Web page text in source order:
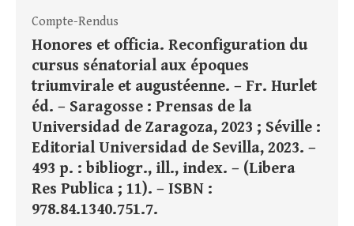
Compte-Rendus
Honores et officia. Reconfiguration du
cursus sénatorial aux époques
triumvirale et augustéenne. – Fr. Hurlet
éd. – Saragosse : Prensas de la
Universidad de Zaragoza, 2023 ; Séville :
Editorial Universidad de Sevilla, 2023. –
493 p. : bibliogr., ill., index. – (Libera
Res Publica ; 11). – ISBN :
978.84.1340.751.7.